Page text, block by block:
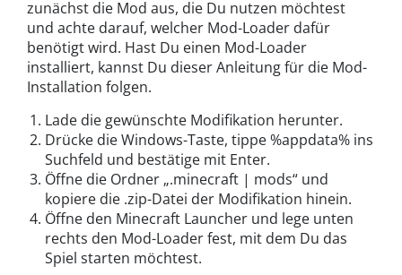
zunächst die Mod aus, die Du nutzen möchtest
und achte darauf, welcher Mod-Loader dafür
benötigt wird. Hast Du einen Mod-Loader
installiert, kannst Du dieser Anleitung für die Mod-
Installation folgen.
Lade die gewünschte Modifikation herunter.
Drücke die Windows-Taste, tippe %appdata% ins
Suchfeld und bestätige mit Enter.
Öffne die Ordner „.minecraft | mods“ und
kopiere die .zip-Datei der Modifikation hinein.
Öffne den Minecraft Launcher und lege unten
rechts den Mod-Loader fest, mit dem Du das
Spiel starten möchtest.